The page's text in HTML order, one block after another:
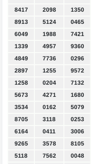
8417
2098 1350
8913
5124 0465
6049
1988 7421
1339
4957 9360
4849
7736 0296
2897
1255 9572
1258
0204 7132
5673
4271 1680
3534
0162 5079
8705
3118 0253
6164
0411 3006
9265
3578 8105
5118
7562 0048